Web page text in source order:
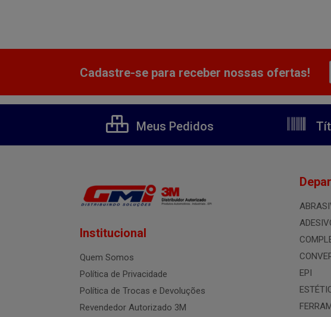
Cadastre-se para receber nossas ofertas!
Meus Pedidos
Institucional
Quem Somos
Política de Privacidade
Política de Trocas e Devoluções
Revendedor Autorizado 3M
EPI